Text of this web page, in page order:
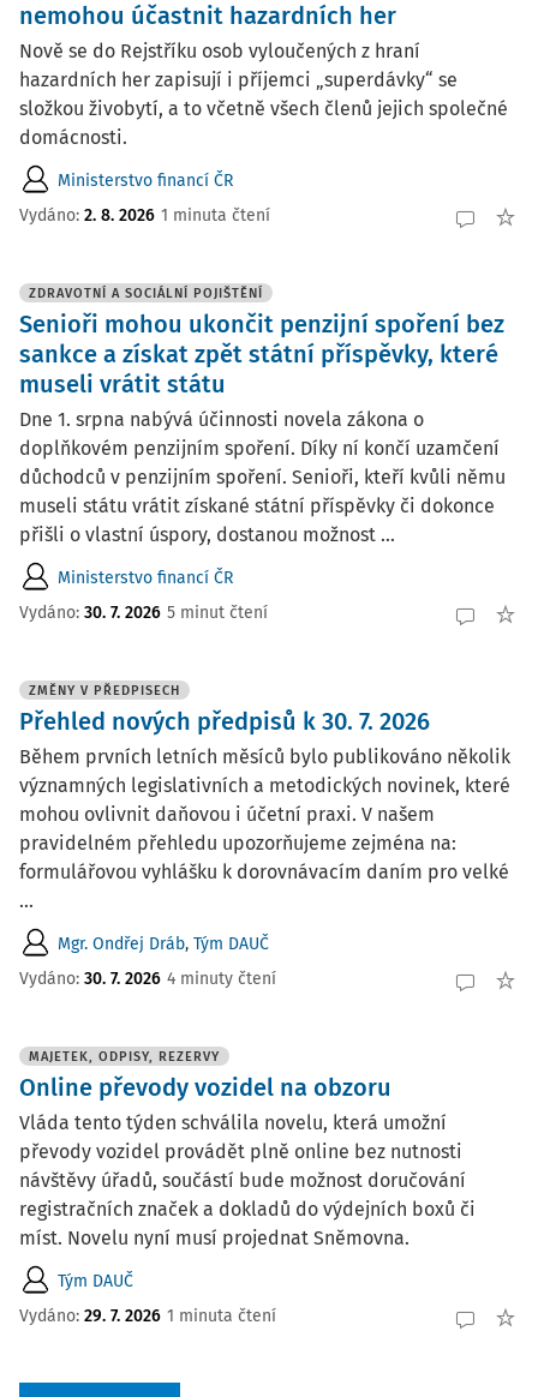
nemohou účastnit hazardních her
Nově se do Rejstříku osob vyloučených z hraní
hazardních her zapisují i příjemci „superdávky“ se
složkou živobytí, a to včetně všech členů jejich společné
domácnosti.
Ministerstvo financí ČR
Vydáno: 2. 8. 2026 1 minuta čtení
ZDRAVOTNÍ A SOCIÁLNÍ POJIŠTĚNÍ
Senioři mohou ukončit penzijní spoření bez
sankce a získat zpět státní příspěvky, které
museli vrátit státu
Dne 1. srpna nabývá účinnosti novela zákona o
doplňkovém penzijním spoření. Díky ní končí uzamčení
důchodců v penzijním spoření. Senioři, kteří kvůli němu
museli státu vrátit získané státní příspěvky či dokonce
přišli o vlastní úspory, dostanou možnost ...
Ministerstvo financí ČR
Vydáno: 30. 7. 2026 5 minut čtení
ZMĚNY V PŘEDPISECH
Přehled nových předpisů k 30. 7. 2026
Během prvních letních měsíců bylo publikováno několik
významných legislativních a metodických novinek, které
mohou ovlivnit daňovou i účetní praxi. V našem
pravidelném přehledu upozorňujeme zejména na:
formulářovou vyhlášku k dorovnávacím daním pro velké
...
Mgr. Ondřej Dráb, Tým DAUČ
Vydáno: 30. 7. 2026 4 minuty čtení
MAJETEK, ODPISY, REZERVY
Online převody vozidel na obzoru
Vláda tento týden schválila novelu, která umožní
převody vozidel provádět plně online bez nutnosti
návštěvy úřadů, součástí bude možnost doručování
registračních značek a dokladů do výdejních boxů či
míst. Novelu nyní musí projednat Sněmovna.
Tým DAUČ
Vydáno: 29. 7. 2026 1 minuta čtení